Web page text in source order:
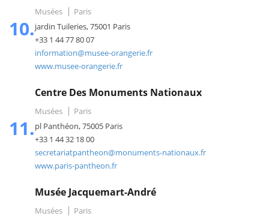
10.
Musées
Paris
jardin Tuileries, 75001 Paris
+33 1 44 77 80 07
information@musee-orangerie.fr
www.musee-orangerie.fr
11.
Centre Des Monuments Nationaux
Musées
Paris
pl Panthéon, 75005 Paris
+33 1 44 32 18 00
secretariatpantheon@monuments-nationaux.fr
www.paris-pantheon.fr
Musée Jacquemart-André
Musées
Paris